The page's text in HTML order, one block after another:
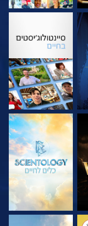
בדוק את הסדרה
בדוק את הסדרה